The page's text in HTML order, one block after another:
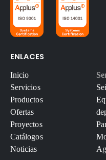
ENLACES
Inicio
Servicios
Productos
Ofertas
Proyectos
Catálogos
Noticias